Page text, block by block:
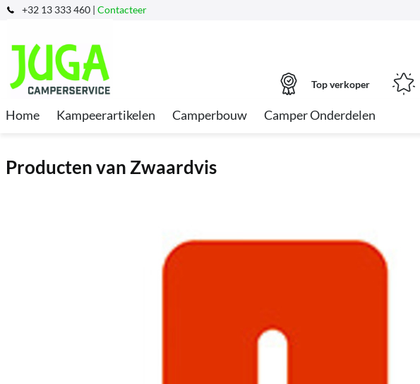
+32 13 333 460 | Contacteer
Top verkoper
Home Kampeerartikelen Camperbouw Camper Onderdelen
Producten van Zwaardvis